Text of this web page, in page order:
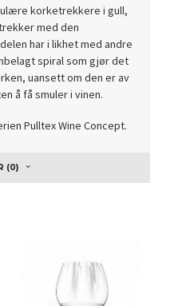
korketrekkere i gull,
med den
har i likhet med andre
spiral som gjør det
uansett om den er av
å få smuler i vinen.
Pulltex Wine Concept.
(0)